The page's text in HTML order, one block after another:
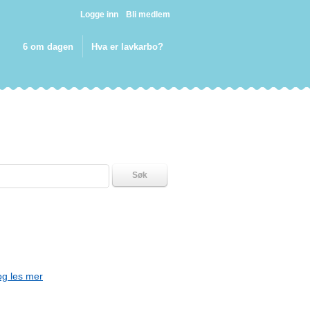
6 om dagen Hva er lavkarbo?
Logge inn Bli medlem
Søk
les mer